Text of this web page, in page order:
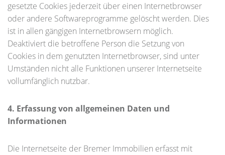
gesetzte Cookies jederzeit über einen Internetbrowser
oder andere Softwareprogramme gelöscht werden. Dies
ist in allen gängigen Internetbrowsern möglich.
Deaktiviert die betroffene Person die Setzung von
Cookies in dem genutzten Internetbrowser, sind unter
Umständen nicht alle Funktionen unserer Internetseite
vollumfänglich nutzbar.
4. Erfassung von allgemeinen Daten und
Informationen
Die Internetseite der Bremer Immobilien erfasst mit